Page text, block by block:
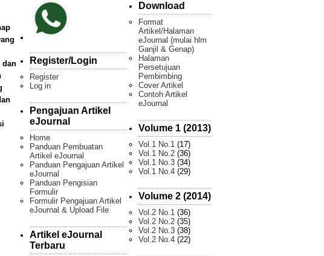
dan
Register/Login
Register
Log in
Pengajuan Artikel
eJournal
Home
Panduan Pembuatan
Artikel eJournal
Panduan Pengajuan Artikel
eJournal
Panduan Pengisian
Formulir
Formulir Pengajuan Artikel
eJournal & Upload File
Artikel eJournal
Terbaru
Download
Format
Artikel/Halaman
eJournal (mulai hlm
Ganjil & Genap)
Halaman
Persetujuan
Pembimbing
Cover Artikel
Contoh Artikel
eJournal
Volume 1 (2013)
Vol.1 No.1 (17)
Vol.1 No.2 (36)
Vol.1 No.3 (34)
Vol.1 No.4 (29)
Volume 2 (2014)
Vol.2 No.1 (36)
Vol.2 No.2 (35)
Vol.2 No.3 (38)
Vol.2 No.4 (22)